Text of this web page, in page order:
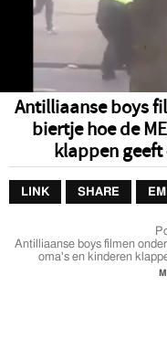
Antilliaanse boys
biertje hoe de
klappen
LINK SHARE
Antilliaanse boys filmen
oma's en kinderen